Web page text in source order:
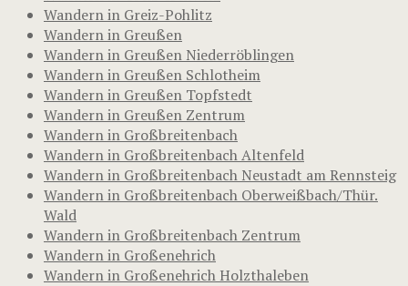
Wandern in Greiz-Pohlitz
Wandern in Greußen
Wandern in Greußen Niederröblingen
Wandern in Greußen Schlotheim
Wandern in Greußen Topfstedt
Wandern in Greußen Zentrum
Wandern in Großbreitenbach
Wandern in Großbreitenbach Altenfeld
Wandern in Großbreitenbach Neustadt am Rennsteig
Wandern in Großbreitenbach Oberweißbach/Thür.
Wald
Wandern in Großbreitenbach Zentrum
Wandern in Großenehrich
Wandern in Großenehrich Holzthaleben